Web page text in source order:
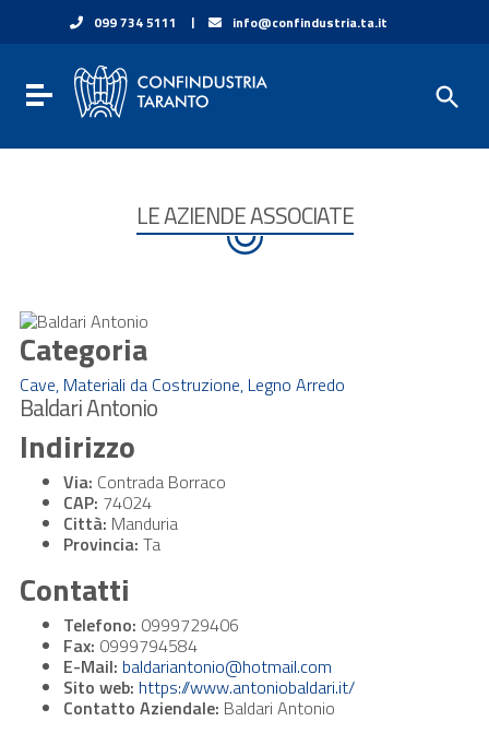
Vai ai contenuti
Vai al menu di navigazione
099 734 5111 | info@confindustria.ta.it
Toggle navigation
LE AZIENDE ASSOCIATE
Categoria
Cave, Materiali da Costruzione, Legno Arredo
Baldari Antonio
Indirizzo
Via: Contrada Borraco
CAP: 74024
Città: Manduria
Provincia: Ta
Contatti
Telefono: 0999729406
Fax: 0999794584
E-Mail: baldariantonio@hotmail.com
Sito web: https://www.antoniobaldari.it/
Contatto Aziendale: Baldari Antonio